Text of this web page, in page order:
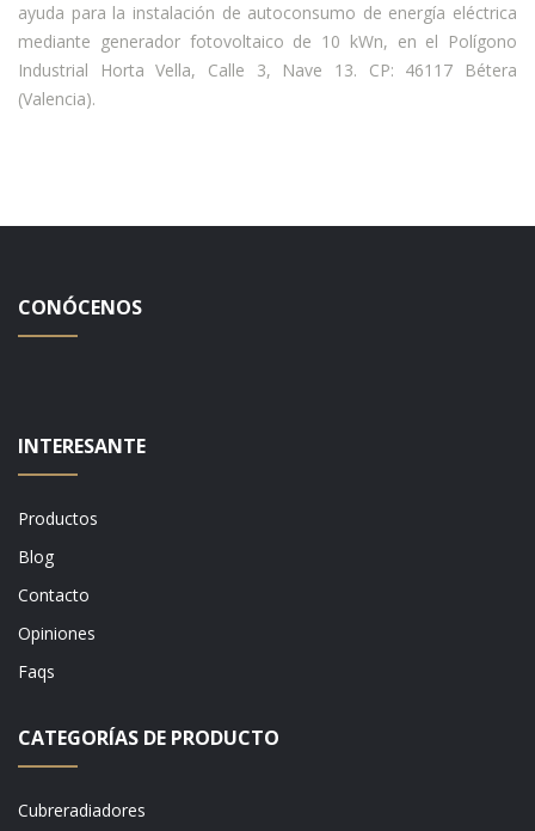
ayuda para la instalación de autoconsumo de energía eléctrica
mediante generador fotovoltaico de 10 kWn, en el Polígono
Industrial Horta Vella, Calle 3, Nave 13. CP: 46117 Bétera
(Valencia).
CONÓCENOS
INTERESANTE
Productos
Blog
Contacto
Opiniones
Faqs
CATEGORÍAS DE PRODUCTO
Cubreradiadores